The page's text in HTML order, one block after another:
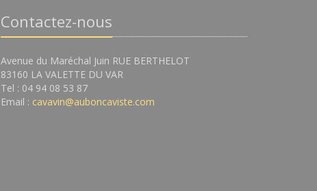
Contactez-nous
Avenue du Maréchal Juin RUE BERTHELOT
83160 LA VALETTE DU VAR
Tel : 04 94 08 53 87
Email : cavavin@auboncaviste.com